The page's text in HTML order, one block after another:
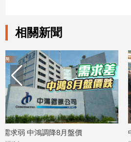
遊/
美
食
星
座/
命
理
費
健
相關新聞
中鋼8月盤價逆勢下跌 連二個